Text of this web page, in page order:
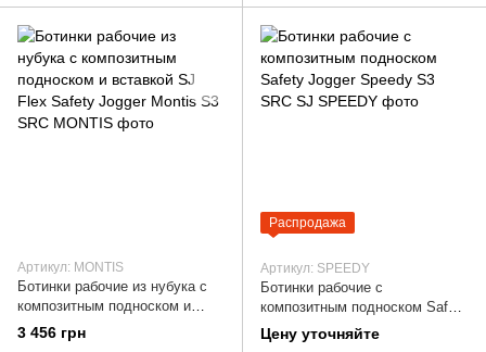
Артикул: MONTIS
Ботинки рабочие из нубука с
композитным подноском и
вставкой SJ Flex Safety Jogger
Montis S3 SRC
3 456 грн
Распродажа
Артикул: SPEEDY
Ботинки рабочие с
композитным подноском Safety
Jogger Speedy S3 SRC SJ
Цену уточняйте